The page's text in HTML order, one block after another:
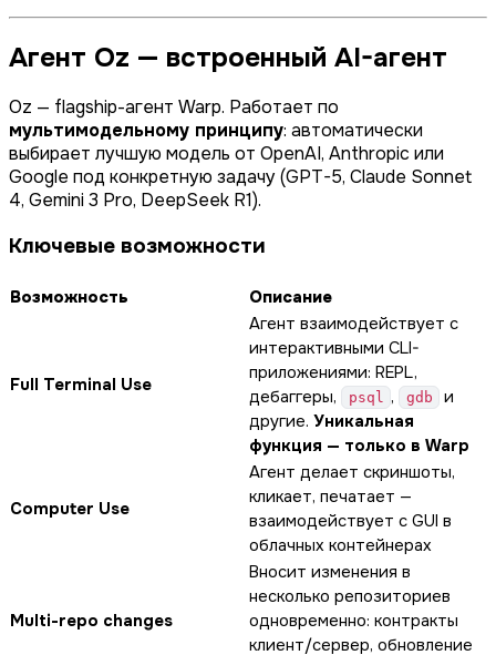
Агент Oz — встроенный AI-агент
Oz — flagship-агент Warp. Работает по
мультимодельному принципу: автоматически
выбирает лучшую модель от OpenAI, Anthropic или
Google под конкретную задачу (GPT-5, Claude Sonnet
4, Gemini 3 Pro, DeepSeek R1).
Ключевые возможности
Возможность Описание
Full Terminal Use
Агент взаимодействует с
интерактивными CLI-
приложениями: REPL,
дебаггеры,
psql , gdb
и
другие. Уникальная
функция — только в Warp
Computer Use
Агент делает скриншоты,
кликает, печатает —
взаимодействует с GUI в
облачных контейнерах
Multi-repo changes
Вносит изменения в
несколько репозиториев
одновременно: контракты
клиент/сервер, обновление